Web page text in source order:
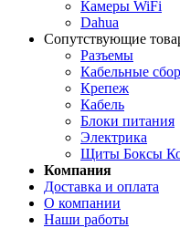
Камеры WiFi
Dahua
Сопутствующие
Разъемы
Кабельные
Крепеж
Кабель
Блоки питания
Электрика
Щиты Боксы
Компания
Доставка и оплата
О компании
Наши работы